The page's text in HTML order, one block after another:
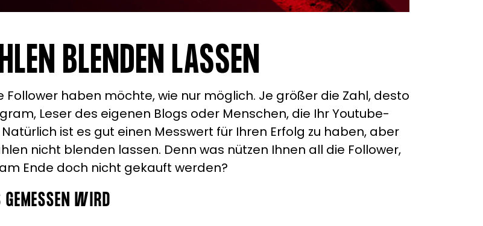
BLENDEN LASSEN
Follower haben möchte, wie nur möglich. Je größer die Zahl, desto
Leser des eigenen Blogs oder Menschen, die Ihr Youtube-
ist es gut einen Messwert für Ihren Erfolg zu haben, aber
nicht blenden lassen. Denn was nützen Ihnen all die Follower,
Ende doch nicht gekauft werden?
WIRD